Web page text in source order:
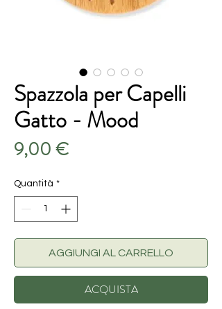
Spazzola per Capelli
Gatto - Mood
9,00 €Prezzo
Quantità *
AGGIUNGI AL CARRELLO
ACQUISTA